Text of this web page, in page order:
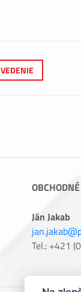
VEDENIE
Ján Jakab
Tel.: +421